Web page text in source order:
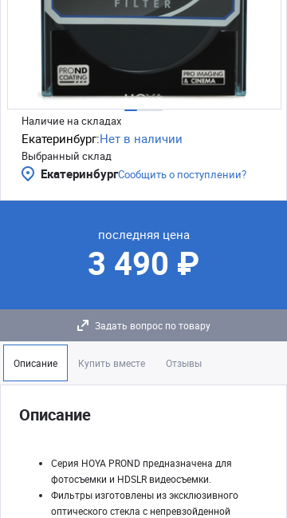
Наличие на складах
Екатеринбург:Нет в наличии
Выбранный склад
ЕкатеринбургСообщить о поступлении?
последняя цена
3 490 ₽
Задать вопрос по товару
Описание Купить вместе Отзывы
Описание
Серия HOYA PROND предназначена для
фотосъемки и HDSLR видеосъемки.
Фильтры изготовлены из эксклюзивного
оптического стекла с непревзойденной